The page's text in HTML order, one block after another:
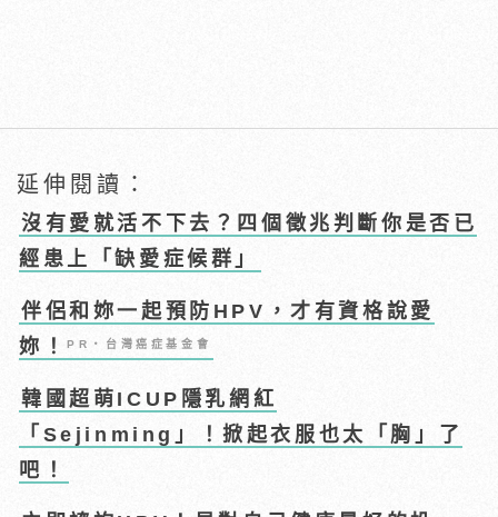
延伸閱讀：
沒有愛就活不下去？四個徵兆判斷你是否已
經患上「缺愛症候群」
伴侶和妳一起預防HPV，才有資格說愛
妳！PR・台灣癌症基金會
韓國超萌ICUP隱乳網紅
「Sejinming」！掀起衣服也太「胸」了
吧！